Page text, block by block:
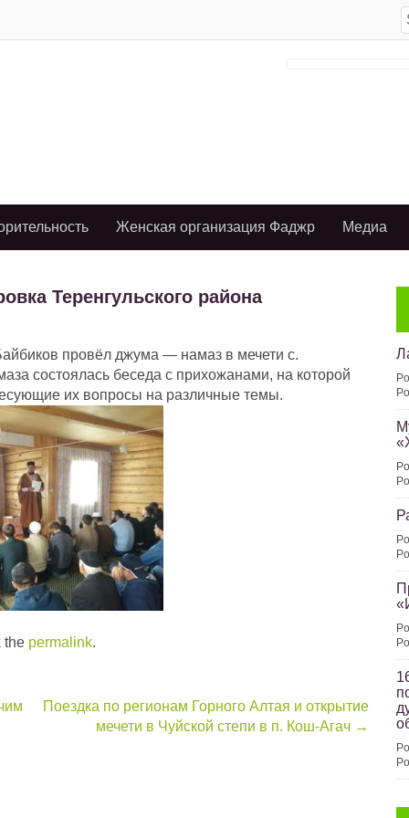
Женская организация Фаджр Медиа
Теренгульского района
провёл джума — намаз в мечети с.
состоялась беседа с прихожанами, на которой
их вопросы на различные темы.
the permalink.
Поездка по регионам Горного Алтая и открытие
мечети в Чуйской степи в п. Кош-Агач →